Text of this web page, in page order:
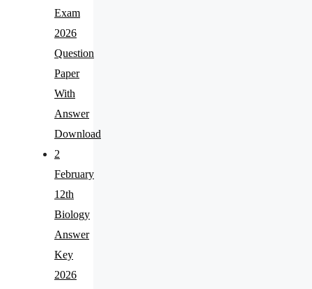
Exam
2026
Question
Paper
With
Answer
Download
2
February
12th
Biology
Answer
Key
2026